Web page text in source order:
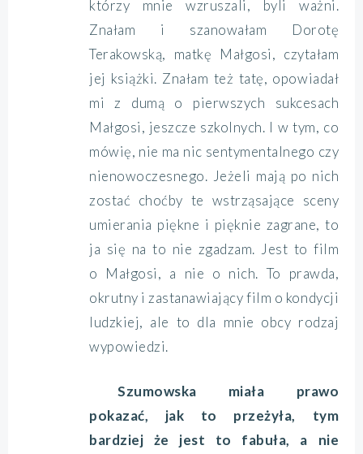
którzy mnie wzruszali, byli ważni.
Znałam i szanowałam Dorotę
Terakowską, matkę Małgosi, czytałam
jej książki. Znałam też tatę, opowiadał
mi z dumą o pierwszych sukcesach
Małgosi, jeszcze szkolnych. I w tym, co
mówię, nie ma nic sentymentalnego czy
nienowoczesnego. Jeżeli mają po nich
zostać choćby te wstrząsające sceny
umierania piękne i pięknie zagrane, to
ja się na to nie zgadzam. Jest to film
o Małgosi, a nie o nich. To prawda,
okrutny i zastanawiający film o kondycji
ludzkiej, ale to dla mnie obcy rodzaj
wypowiedzi.
Szumowska miała prawo
pokazać, jak to przeżyła, tym
bardziej że jest to fabuła, a nie